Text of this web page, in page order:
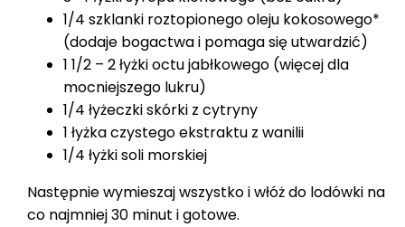
1/4 szklanki roztopionego oleju kokosowego*
(dodaje bogactwa i pomaga się utwardzić)
1 1/2 – 2 łyżki octu jabłkowego (więcej dla
mocniejszego lukru)
1/4 łyżeczki skórki z cytryny
1 łyżka czystego ekstraktu z wanilii
1/4 łyżki soli morskiej
Następnie wymieszaj wszystko i włóż do lodówki na
co najmniej 30 minut i gotowe.